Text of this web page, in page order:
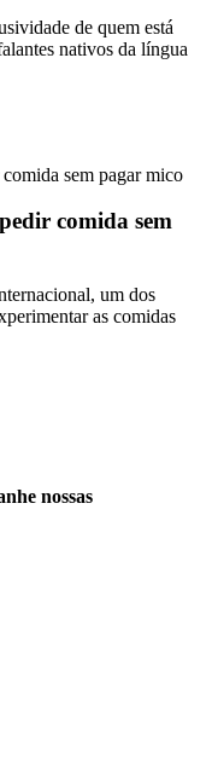
de quem está
nativos da língua
comida sem
um dos
as comidas
nossas